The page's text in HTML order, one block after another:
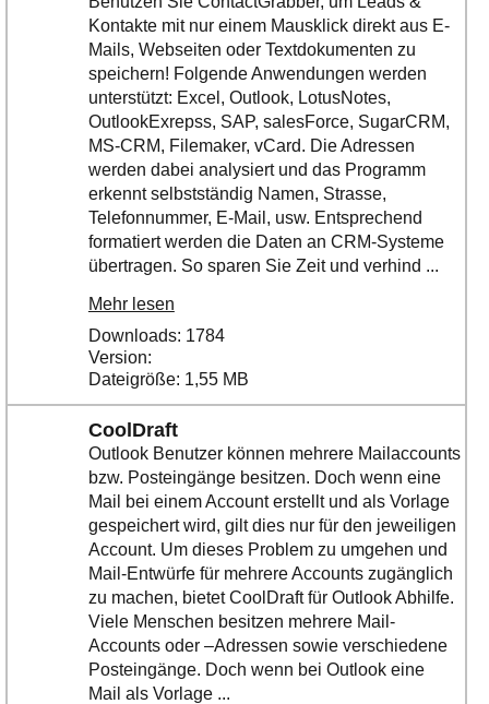
Kontakte mit nur einem Mausklick direkt aus E-
Mails, Webseiten oder Textdokumenten zu
speichern! Folgende Anwendungen werden
unterstützt: Excel, Outlook, LotusNotes,
OutlookExrepss, SAP, salesForce, SugarCRM,
MS-CRM, Filemaker, vCard. Die Adressen
werden dabei analysiert und das Programm
erkennt selbstständig Namen, Strasse,
Telefonnummer, E-Mail, usw. Entsprechend
formatiert werden die Daten an CRM-Systeme
übertragen. So sparen Sie Zeit und verhind ...
Mehr lesen
Downloads: 1784
Version:
Dateigröße: 1,55 MB
CoolDraft
Outlook Benutzer können mehrere Mailaccounts
bzw. Posteingänge besitzen. Doch wenn eine
Mail bei einem Account erstellt und als Vorlage
gespeichert wird, gilt dies nur für den jeweiligen
Account. Um dieses Problem zu umgehen und
Mail-Entwürfe für mehrere Accounts zugänglich
zu machen, bietet CoolDraft für Outlook Abhilfe.
Viele Menschen besitzen mehrere Mail-
Accounts oder –Adressen sowie verschiedene
Posteingänge. Doch wenn bei Outlook eine
Mail als Vorlage ...